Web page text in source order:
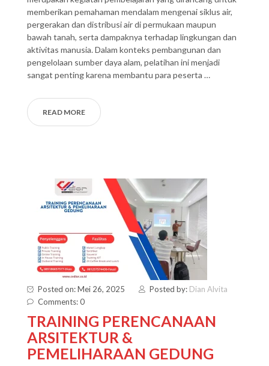
memberikan pemahaman mendalam mengenai siklus air,
pergerakan dan distribusi air di permukaan maupun
bawah tanah, serta dampaknya terhadap lingkungan dan
aktivitas manusia. Dalam konteks pembangunan dan
pengelolaan sumber daya alam, pelatihan ini menjadi
sangat penting karena membantu para peserta …
READ MORE
Posted on: Mei 26, 2025 Posted by: Dian Alvita
Comments: 0
TRAINING PERENCANAAN
ARSITEKTUR &
PEMELIHARAAN GEDUNG